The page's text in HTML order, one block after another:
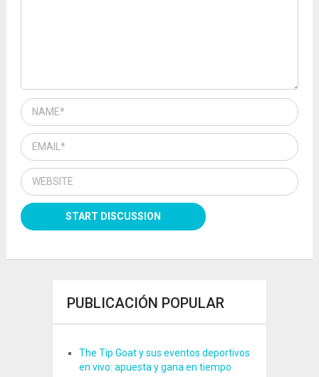
PUBLICACIÓN POPULAR
The Tip Goat y sus eventos deportivos
en vivo: apuesta y gana en tiempo